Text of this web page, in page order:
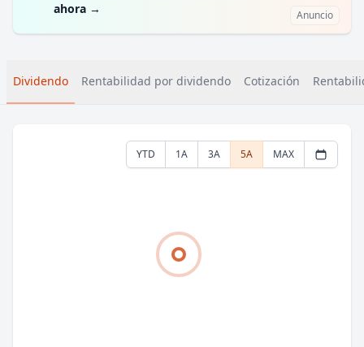
ahora → Anuncio
Dividendo Rentabilidad por dividendo Cotización
YTD 1A 3A 5A MAX